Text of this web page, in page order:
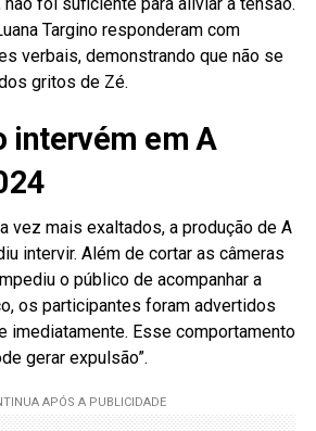
Targino responderam com
verbais, demonstrando que não se
gritos de Zé.
intervém em A
vez mais exaltados, a produção de A
intervir. Além de cortar as câmeras
o público de acompanhar a
os participantes foram advertidos
imediatamente. Esse comportamento
gerar expulsão”.